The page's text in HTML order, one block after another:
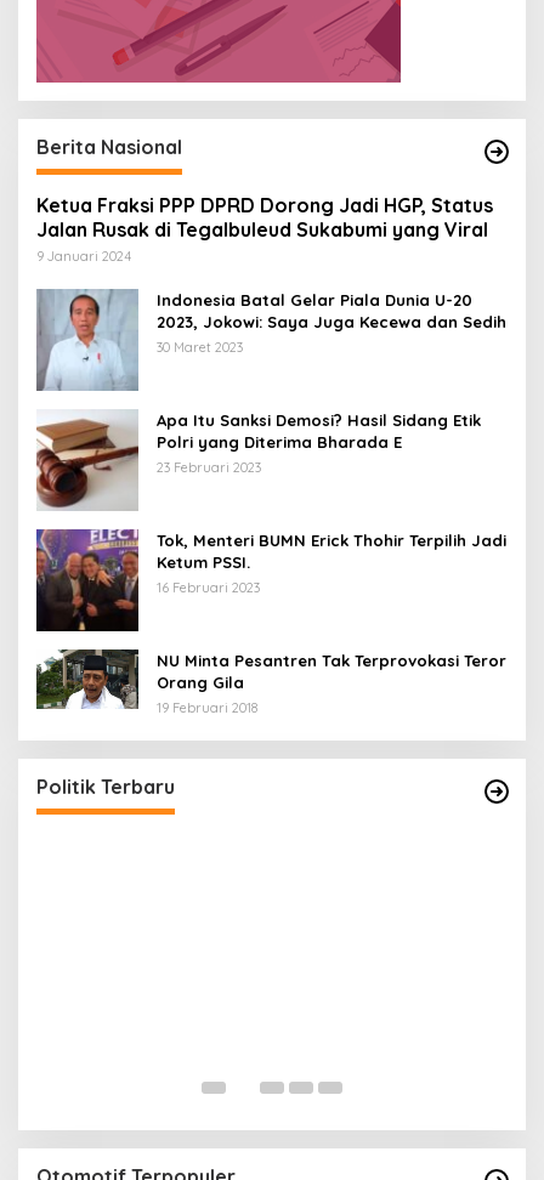
Berita Nasional
Ketua Fraksi PPP DPRD Dorong Jadi HGP, Status
Jalan Rusak di Tegalbuleud Sukabumi yang Viral
9 Januari 2024
Indonesia Batal Gelar Piala Dunia U-20
2023, Jokowi: Saya Juga Kecewa dan Sedih
30 Maret 2023
Apa Itu Sanksi Demosi? Hasil Sidang Etik
Polri yang Diterima Bharada E
23 Februari 2023
Tok, Menteri BUMN Erick Thohir Terpilih Jadi
Ketum PSSI.
16 Februari 2023
NU Minta Pesantren Tak Terprovokasi Teror
Orang Gila
19 Februari 2018
Politik Terbaru
Mendaftar di PKB
Di Politik | 24 April 2024